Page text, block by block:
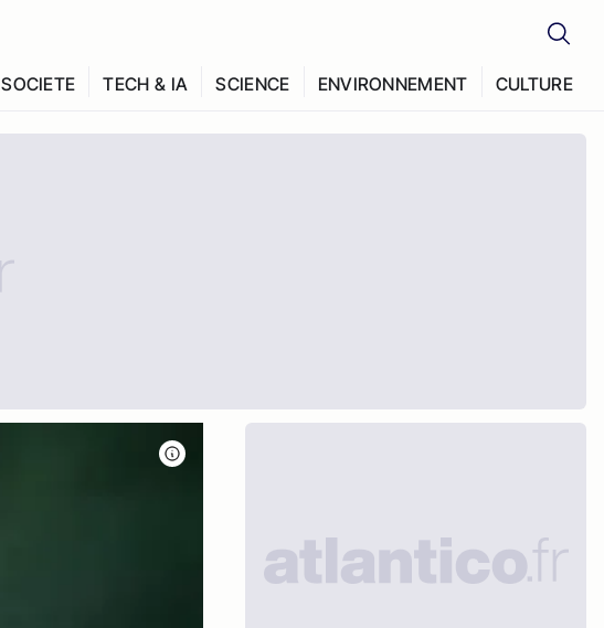
SOCIETE TECH & IA SCIENCE ENVIRONNEMENT CULTURE